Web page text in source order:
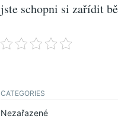
jste schopni si zařídit
CATEGORIES
Nezařazené